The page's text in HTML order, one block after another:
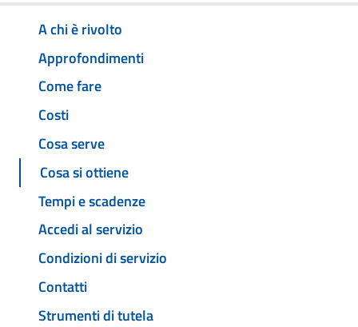
A chi è rivolto
Approfondimenti
Come fare
Costi
Cosa serve
Cosa si ottiene
Tempi e scadenze
Accedi al servizio
Condizioni di servizio
Contatti
Strumenti di tutela